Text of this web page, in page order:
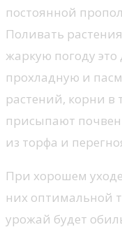
постоянной
Поливать
жаркую погоду
прохладную и
растений, корни в
присыпают
из торфа и
При хорошем
них оптимальной
урожай будет